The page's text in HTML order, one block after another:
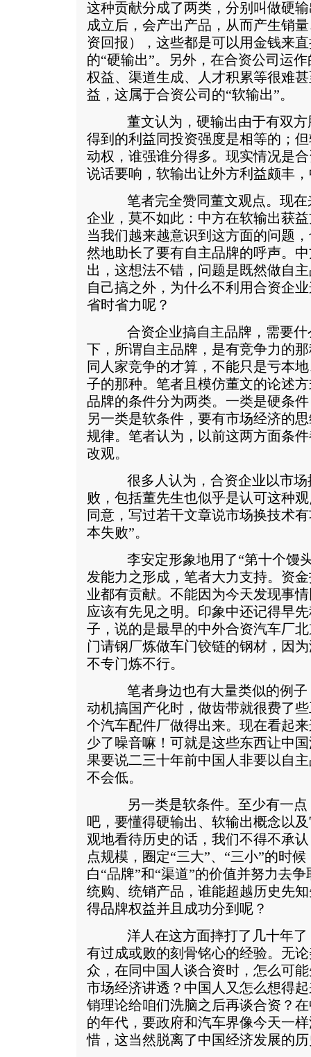
这种贡献分成了两类，分别叫做硬
成立后，会产出产品，从而产生销
资回报），这些都是可以用金钱来
的“硬输出”。另外，在合资公司运
权益、渠道生成、人才积累等很难
益，这属于合资公司的“软输出”。
董文认为，硬输出由于有双方
得到的利益同投资强度是相等的；
动权，谁强谁分得多。现实情况是
说话要响，软输出让外方利益颇丰
笔者完全赞同董文观点。现在
企业，莫不如此：中方在软输出获
当我们越来越意识到这方面的问题
然地助长了要有自主品牌的呼声。
出，这想法不错，问题是既然做自
自己搞之外，为什么不利用合资企
省时省力呢？
合资企业搞自主品牌，需要什
下，所谓自主品牌，是有竞争力的
同人家竞争的才算，不能只是亏本
子的那种。笔者且模仿董文的论述
品牌的条件分为两类。一类是硬条
另一类是软条件，要有市场经济的
规律。笔者认为，以前这两方面条
改观。
很多人认为，合资企业以市场
败，包括董先生也似乎是认可这种
同意，写过若干文章说市场换技术
本失败”。
李安定形象地用了“第十个馒头
发能力之形成，笔者大力支持。资
业都有贡献。不能因为今天发现事
应该有先见之明。印象中还记得早
子，说的是最早的中外合资汽车厂
门请钢厂炼做车门铰链的钢材，因
不专门炼不行。
笔者身边也有大量类似的例子
动机搞国产化时，做齿带就很费了
个汽车配件厂做得出来。现在看起
少了噪音嘛！可就是这些东西让中
果要说二三十年前中国人非要以自
不会低。
另一类是软条件。至少有一点
吧，要懂得硬输出、软输出概念以
观地看待历史的话，我们不得不承
点规模，圈定“三大”、“三小”的时
白“品牌”和“渠道”的价值并努力去
统购、统销产品，谁能超越历史先
得品牌权益并且成功分到呢？
洋人在这方面摔打了几十年了
有过成或败的刻骨铭心的经验。无
众，在同中国人谈合资时，怎么可
市场经济讲透？中国人又怎么想得
销理论给咱们洗脑之后再谈合资？
的年代，要政府和汽车界像今天一
惜，这当然脱离了中国经济发展的